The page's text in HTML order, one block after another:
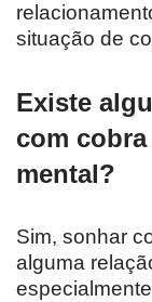
situação de
Existe
com
mental?
Sim, sonhar
alguma